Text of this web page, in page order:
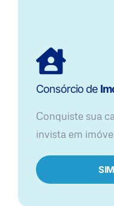
Consórcio de
Conquiste sua
invista em